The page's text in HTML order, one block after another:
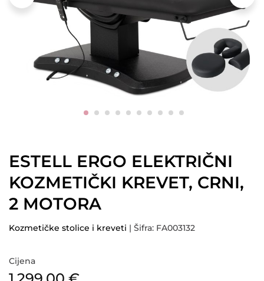
ESTELL ERGO ELEKTRIČNI
KOZMETIČKI KREVET, CRNI,
2 MOTORA
Kozmetičke stolice i kreveti | Šifra: FA003132
Cijena